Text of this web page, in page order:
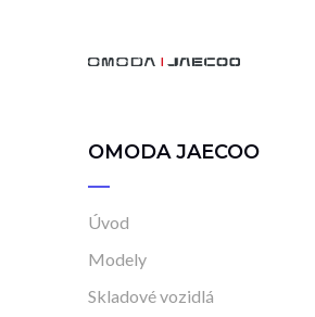
OMODA JAECOO
Úvod
Modely
Skladové vozidlá